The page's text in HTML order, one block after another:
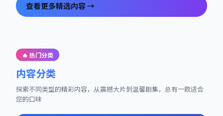
查看更多精选内容 →
🔥 热门分类
内容分类
探索不同类型的精彩内容，从震撼大片到温馨剧集，总有一款适合
您的口味